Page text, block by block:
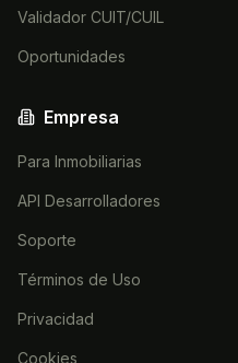
Validador CUIT/CUIL
Oportunidades
Empresa
Para Inmobiliarias
API Desarrolladores
Soporte
Términos de Uso
Privacidad
Cookies